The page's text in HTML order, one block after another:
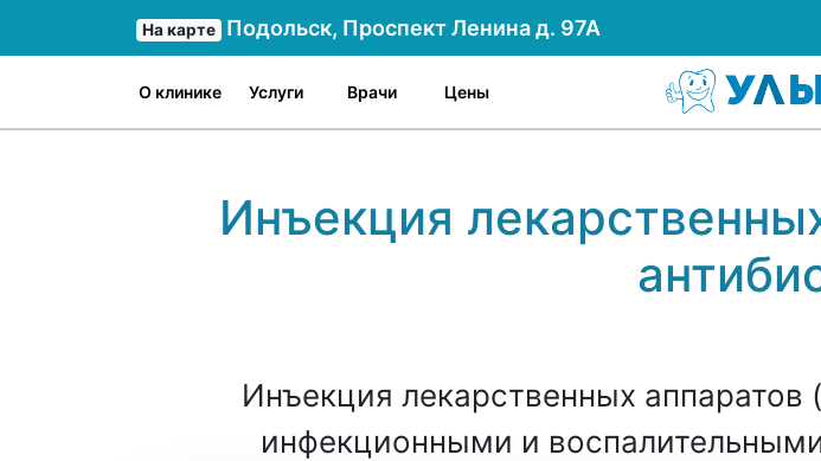
На карте Подольск, Проспект Ленина д. 97А
О клинике Услуги Врачи Цены
Инъекция
Инъекция лекарственных
инфекционными и